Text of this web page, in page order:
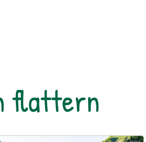
flattern